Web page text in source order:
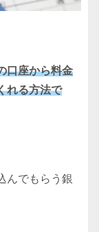
口座から料金
れる方法で
んでもらう銀